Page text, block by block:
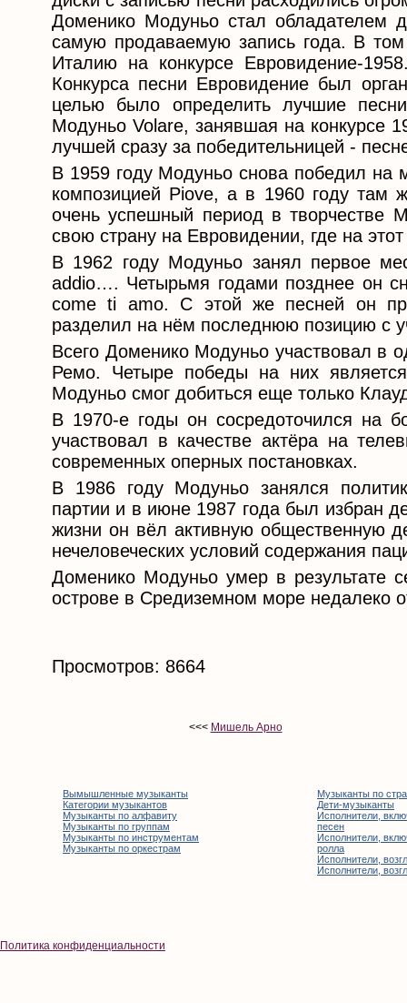
Доменико Модуньо стал
самую продаваемую запись года. В
Италию на конкурсе Евровидение-
Конкурса песни Евровидение был
целью было определить лучшие
Модуньо Volare, занявшая на конкурсе
лучшей сразу за победительницей -
В 1959 году Модуньо снова победил на
композицией Piove, а в 1960 году там
очень успешный период в творчестве
свою страну на Евровидении, где на
В 1962 году Модуньо занял первое
addio…. Четырьмя годами позднее он
come ti amo. С этой же песней он
разделил на нём последнюю позицию с
Всего Доменико Модуньо участвовал в
Ремо. Четыре победы на них
Модуньо смог добиться еще только
В 1970-е годы он сосредоточился на
участвовал в качестве актёра на
современных оперных постановках.
В 1986 году Модуньо занялся
партии и в июне 1987 года был избран
жизни он вёл активную общественную
нечеловеческих условий содержания
Доменико Модуньо умер в результате
острове в Средиземном море недалеко
Просмотров: 8664
<<< Мишель Арно
Вымышленные музыканты
Категории музыкантов
Музыканты по алфавиту
Музыканты по группам
Музыканты по инструментам
Музыканты по оркестрам
Музыканты по
Дети-музыканты
Исполнители,
песен
Исполнители,
ролла
Исполнители,
Исполнители,
Политика конфиденциальности